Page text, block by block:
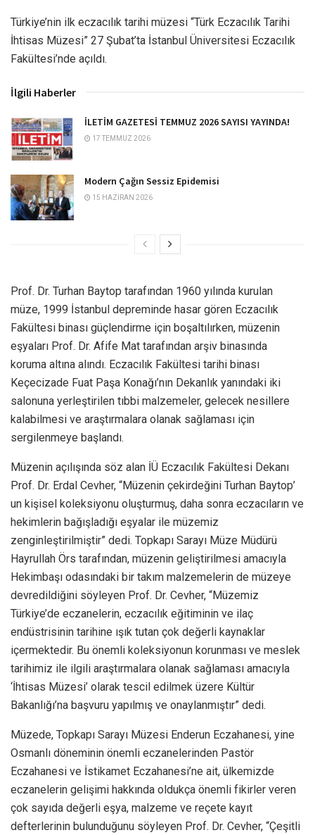
Türkiye’nin ilk eczacılık tarihi müzesi “Türk Eczacılık Tarihi
İhtisas Müzesi” 27 Şubat’ta İstanbul Üniversitesi Eczacılık
Fakültesi’nde açıldı.
İlgili Haberler
İLETİM GAZETESİ TEMMUZ 2026 SAYISI YAYINDA!
17 TEMMUZ 2026
Modern Çağın Sessiz Epidemisi
15 HAZIRAN 2026
Prof. Dr. Turhan Baytop tarafından 1960 yılında kurulan
müze, 1999 İstanbul depreminde hasar gören Eczacılık
Fakültesi binası güçlendirme için boşaltılırken, müzenin
eşyaları Prof. Dr. Afife Mat tarafından arşiv binasında
koruma altına alındı. Eczacılık Fakültesi tarihi binası
Keçecizade Fuat Paşa Konağı’nın Dekanlık yanındaki iki
salonuna yerleştirilen tıbbi malzemeler, gelecek nesillere
kalabilmesi ve araştırmalara olanak sağlaması için
sergilenmeye başlandı.
Müzenin açılışında söz alan İÜ Eczacılık Fakültesi Dekanı
Prof. Dr. Erdal Cevher, “Müzenin çekirdeğini Turhan Baytop’
un kişisel koleksiyonu oluşturmuş, daha sonra eczacıların ve
hekimlerin bağışladığı eşyalar ile müzemiz
zenginleştirilmiştir” dedi. Topkapı Sarayı Müze Müdürü
Hayrullah Örs tarafından, müzenin geliştirilmesi amacıyla
Hekimbaşı odasındaki bir takım malzemelerin de müzeye
devredildiğini söyleyen Prof. Dr. Cevher, “Müzemiz
Türkiye’de eczanelerin, eczacılık eğitiminin ve ilaç
endüstrisinin tarihine ışık tutan çok değerli kaynaklar
içermektedir. Bu önemli koleksiyonun korunması ve meslek
tarihimiz ile ilgili araştırmalara olanak sağlaması amacıyla
‘İhtisas Müzesi’ olarak tescil edilmek üzere Kültür
Bakanlığı’na başvuru yapılmış ve onaylanmıştır” dedi.
Müzede, Topkapı Sarayı Müzesi Enderun Eczahanesi, yine
Osmanlı döneminin önemli eczanelerinden Pastör
Eczahanesi ve İstikamet Eczahanesi’ne ait, ülkemizde
eczanelerin gelişimi hakkında oldukça önemli fikirler veren
çok sayıda değerli eşya, malzeme ve reçete kayıt
defterlerinin bulunduğunu söyleyen Prof. Dr. Cevher, “Çeşitli